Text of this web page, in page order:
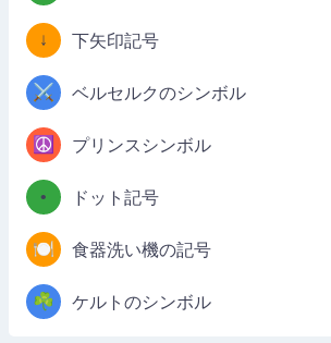
↓ 下矢印記号
⚔️ ベルセルクのシンボル
☮️ プリンスシンボル
• ドット記号
🍽️ 食器洗い機の記号
☘️ ケルトのシンボル